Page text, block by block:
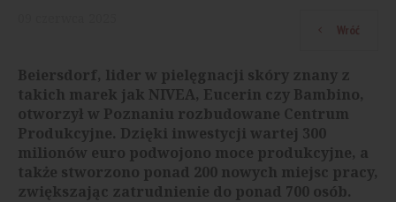
Wróć
Beiersdorf, lider w pielęgnacji skóry znany z
takich marek jak NIVEA, Eucerin czy Bambino,
otworzył w Poznaniu rozbudowane Centrum
Produkcyjne. Dzięki inwestycji wartej 300
milionów euro podwojono moce produkcyjne, a
także stworzono ponad 200 nowych miejsc pracy,
zwiększając zatrudnienie do ponad 700 osób.